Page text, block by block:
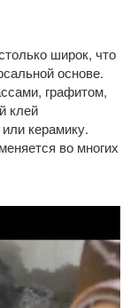
широк, что
основе.
графитом,
клей
керамику.
во многих